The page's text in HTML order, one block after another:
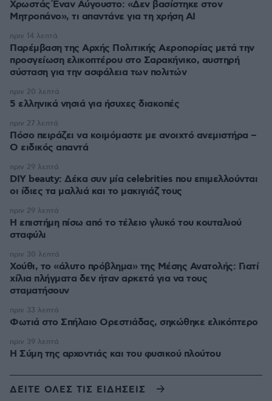
Χρωστάς Έναν Αύγουστο: «Δεν βασίστηκε στον
Μητροπάνο», τι απαντάνε για τη χρήση AI
Παρέμβαση της Αρχής Πολιτικής Αεροπορίας μετά την
προσγείωση ελικοπτέρου στο Σαρακήνικο, αυστηρή
σύσταση για την ασφάλεια των πολιτών
πριν 14 λεπτά
5 ελληνικά νησιά για ήσυχες διακοπές
πριν 20 λεπτά
Πόσο πειράζει να κοιμόμαστε με ανοιχτό ανεμιστήρα –
Ο ειδικός απαντά
πριν 27 λεπτά
DIY beauty: Δέκα συν μία celebrities που επιμελλούνται
οι ίδιες τα μαλλιά και το μακιγιάζ τους
πριν 29 λεπτά
Η επιστήμη πίσω από το τέλειο γλυκό του κουταλιού
σταφύλι
πριν 29 λεπτά
Χούθι, το «άλυτο πρόβλημα» της Μέσης Ανατολής: Γιατί
χίλια πλήγματα δεν ήταν αρκετά για να τους
σταματήσουν
πριν 30 λεπτά
Φωτιά στο Σπήλαιο Ορεστιάδας, σηκώθηκε ελικόπτερο
πριν 33 λεπτά
Η Σύμη της αρχοντιάς και του φυσικού πλούτου
πριν 39 λεπτά
ΔΕΙΤΕ ΟΛΕΣ ΤΙΣ ΕΙΔΗΣΕΙΣ